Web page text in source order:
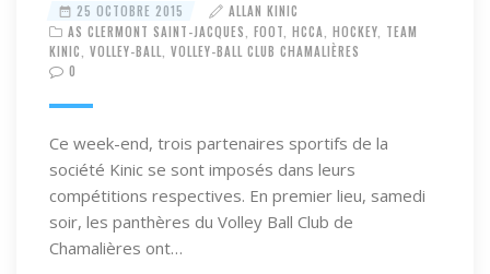
25 OCTOBRE 2015
ALLAN KINIC
AS CLERMONT SAINT-JACQUES
FOOT HCCA HOCKEY TEAM
KINIC
VOLLEY-BALL
VOLLEY-BALL CLUB CHAMALIÈRES
0
Ce week-end, trois partenaires sportifs de la
société Kinic se sont imposés dans leurs
compétitions respectives. En premier lieu, samedi
soir, les panthères du Volley Ball Club de
Chamalières ont…